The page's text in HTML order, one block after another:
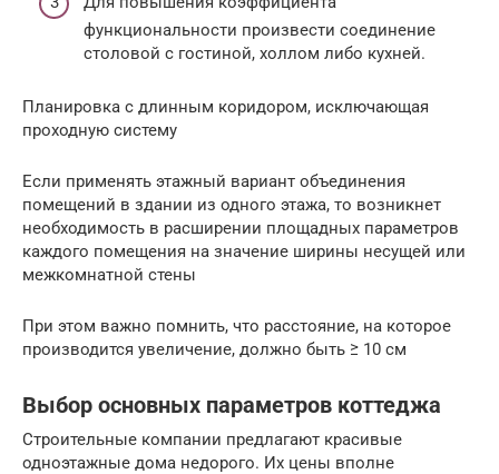
функциональности произвести соединение
столовой с гостиной, холлом либо кухней.
Планировка с длинным коридором, исключающая
проходную систему
Если применять этажный вариант объединения
помещений в здании из одного этажа, то возникнет
необходимость в расширении площадных параметров
каждого помещения на значение ширины несущей или
межкомнатной стены
При этом важно помнить, что расстояние, на которое
производится увеличение, должно быть ≥ 10 см
Выбор основных параметров коттеджа
Строительные компании предлагают красивые
одноэтажные дома недорого. Их цены вполне